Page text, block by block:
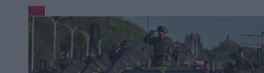
Kraj